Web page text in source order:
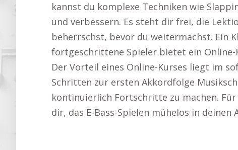
kannst du komplexe Techniken wie
und verbessern. Es steht dir frei, die
beherrschst, bevor du weitermachst. Ein
fortgeschrittene Spieler bietet ein Online-
Der Vorteil eines Online-Kurses liegt im
Schritten zur ersten Akkordfolge
kontinuierlich Fortschritte zu machen.
dir, das E-Bass-Spielen mühelos in